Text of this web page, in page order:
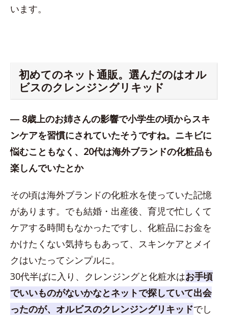
います。
初めてのネット通販。選んだのはオル
ビスのクレンジングリキッド
― 8歳上のお姉さんの影響で小学生の頃からスキ
ンケアを習慣にされていたそうですね。ニキビに
悩むこともなく、20代は海外ブランドの化粧品も
楽しんでいたとか
その頃は海外ブランドの化粧水を使っていた記憶
があります。でも結婚・出産後、育児で忙しくて
ケアする時間もなかったですし、化粧品にお金を
かけたくない気持ちもあって、スキンケアとメイ
クはいたってシンプルに。
30代半ばに入り、クレンジングと化粧水はお手頃
でいいものがないかなとネットで探していて出会
ったのが、オルビスのクレンジングリキッドでし